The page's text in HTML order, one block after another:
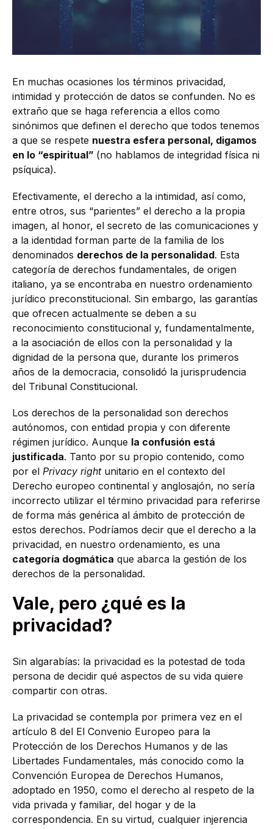
En muchas ocasiones los términos privacidad,
intimidad y protección de datos se confunden. No es
extraño que se haga referencia a ellos como
sinónimos que definen el derecho que todos tenemos
a que se respete nuestra esfera personal, digamos
en lo “espiritual” (no hablamos de integridad física ni
psíquica).
Efectivamente, el derecho a la intimidad, así como,
entre otros, sus “parientes” el derecho a la propia
imagen, al honor, el secreto de las comunicaciones y
a la identidad forman parte de la familia de los
denominados derechos de la personalidad. Esta
categoría de derechos fundamentales, de origen
italiano, ya se encontraba en nuestro ordenamiento
jurídico preconstitucional. Sin embargo, las garantías
que ofrecen actualmente se deben a su
reconocimiento constitucional y, fundamentalmente,
a la asociación de ellos con la personalidad y la
dignidad de la persona que, durante los primeros
años de la democracia, consolidó la jurisprudencia
del Tribunal Constitucional.
Los derechos de la personalidad son derechos
autónomos, con entidad propia y con diferente
régimen jurídico. Aunque la confusión está
justificada. Tanto por su propio contenido, como
por el Privacy rightunitario en el contexto del
Derecho europeo continental y anglosajón, no sería
incorrecto utilizar el término privacidad para referirse
de forma más genérica al ámbito de protección de
estos derechos. Podríamos decir que el derecho a la
privacidad, en nuestro ordenamiento, es una
categoría dogmática que abarca la gestión de los
derechos de la personalidad.
Vale, pero ¿qué es la
privacidad?
Sin algarabías: la privacidad es la potestad de toda
persona de decidir qué aspectos de su vida quiere
compartir con otras.
La privacidad se contempla por primera vez en el
artículo 8 del El Convenio Europeo para la
Protección de los Derechos Humanos y de las
Libertades Fundamentales, más conocido como la
Convención Europea de Derechos Humanos,
adoptado en 1950, como el derecho al respeto de la
vida privada y familiar, del hogar y de la
correspondencia. En su virtud, cualquier injerencia